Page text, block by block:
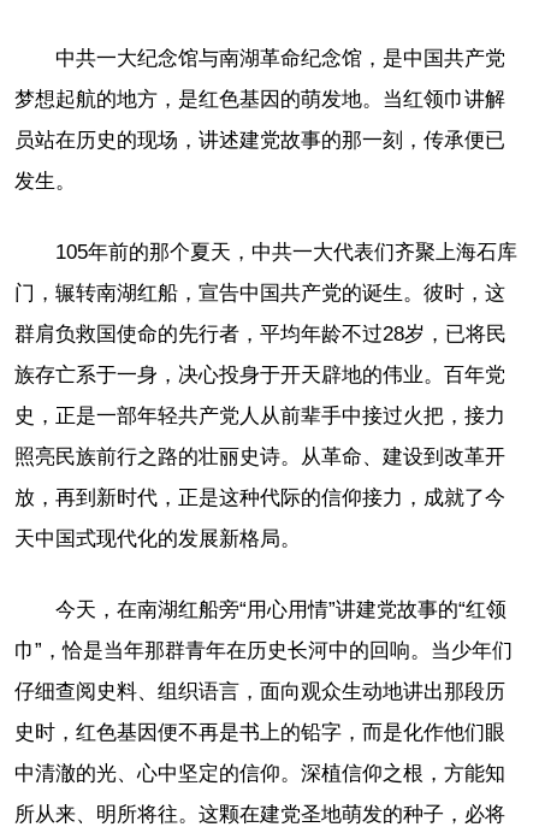
中共一大纪念馆与南湖革命纪念馆，是中国共产党
梦想起航的地方，是红色基因的萌发地。当红领巾讲解
员站在历史的现场，讲述建党故事的那一刻，传承便已
发生。
105年前的那个夏天，中共一大代表们齐聚上海石库
门，辗转南湖红船，宣告中国共产党的诞生。彼时，这
群肩负救国使命的先行者，平均年龄不过28岁，已将民
族存亡系于一身，决心投身于开天辟地的伟业。百年党
史，正是一部年轻共产党人从前辈手中接过火把，接力
照亮民族前行之路的壮丽史诗。从革命、建设到改革开
放，再到新时代，正是这种代际的信仰接力，成就了今
天中国式现代化的发展新格局。
今天，在南湖红船旁“用心用情”讲建党故事的“红领
巾”，恰是当年那群青年在历史长河中的回响。当少年们
仔细查阅史料、组织语言，面向观众生动地讲出那段历
史时，红色基因便不再是书上的铅字，而是化作他们眼
中清澈的光、心中坚定的信仰。深植信仰之根，方能知
所从来、明所将往。这颗在建党圣地萌发的种子，必将